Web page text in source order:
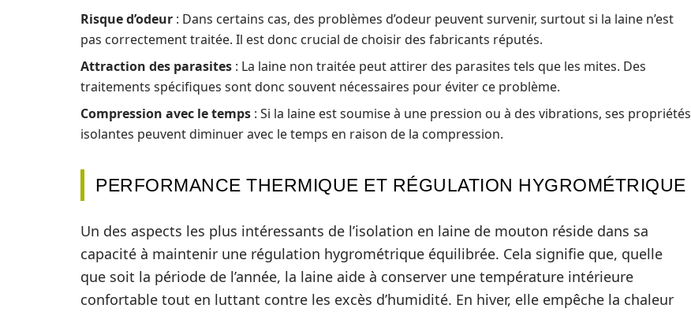
Risque d’odeur : Dans certains cas, des problèmes d’odeur peuvent survenir, surtout si la laine n’est
pas correctement traitée. Il est donc crucial de choisir des fabricants réputés.
Attraction des parasites : La laine non traitée peut attirer des parasites tels que les mites. Des
traitements spécifiques sont donc souvent nécessaires pour éviter ce problème.
Compression avec le temps : Si la laine est soumise à une pression ou à des vibrations, ses propriétés
isolantes peuvent diminuer avec le temps en raison de la compression.
PERFORMANCE THERMIQUE ET RÉGULATION HYGROMÉTRIQUE
Un des aspects les plus intéressants de l’isolation en laine de mouton réside dans sa
capacité à maintenir une régulation hygrométrique équilibrée. Cela signifie que, quelle
que soit la période de l’année, la laine aide à conserver une température intérieure
confortable tout en luttant contre les excès d’humidité. En hiver, elle empêche la chaleur